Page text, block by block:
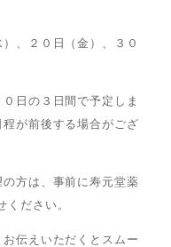
、２０日（金）、３０
日の３日間で予定しま
が前後する場合がござ
方は、事前に寿元堂薬
ださい。
伝えいただくとスムー